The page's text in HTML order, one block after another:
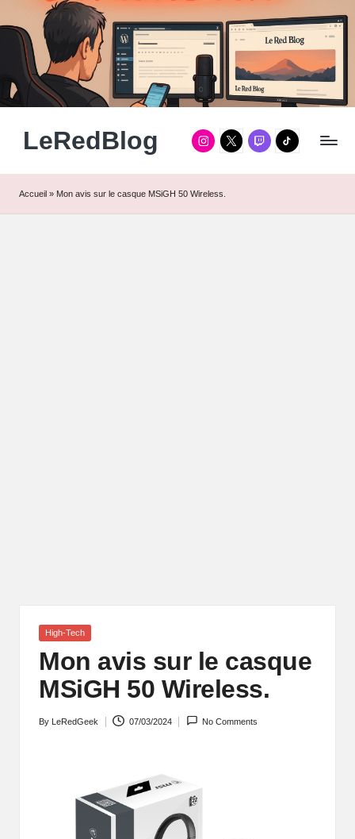
Skip
content
LeRedBlog
Gaming
Instagram
TwitterTwitchTikTok
Accueil » Mon avis sur le casque MSiGH 50 Wireless.
Posted
High-Tech
Mon avis sur le casque
MSiGH 50 Wireless.
Posted
By LeRedGeek 07/03/2024 No Comments